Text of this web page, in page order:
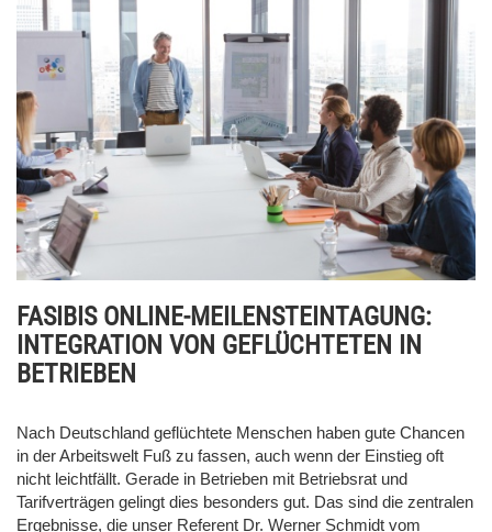
FASIBIS ONLINE-MEILENSTEINTAGUNG:
INTEGRATION VON GEFLÜCHTETEN IN
BETRIEBEN
Nach Deutschland geflüchtete Menschen haben gute Chancen
in der Arbeitswelt Fuß zu fassen, auch wenn der Einstieg oft
nicht leichtfällt. Gerade in Betrieben mit Betriebsrat und
Tarifverträgen gelingt dies besonders gut. Das sind die zentralen
Ergebnisse, die unser Referent Dr. Werner Schmidt vom